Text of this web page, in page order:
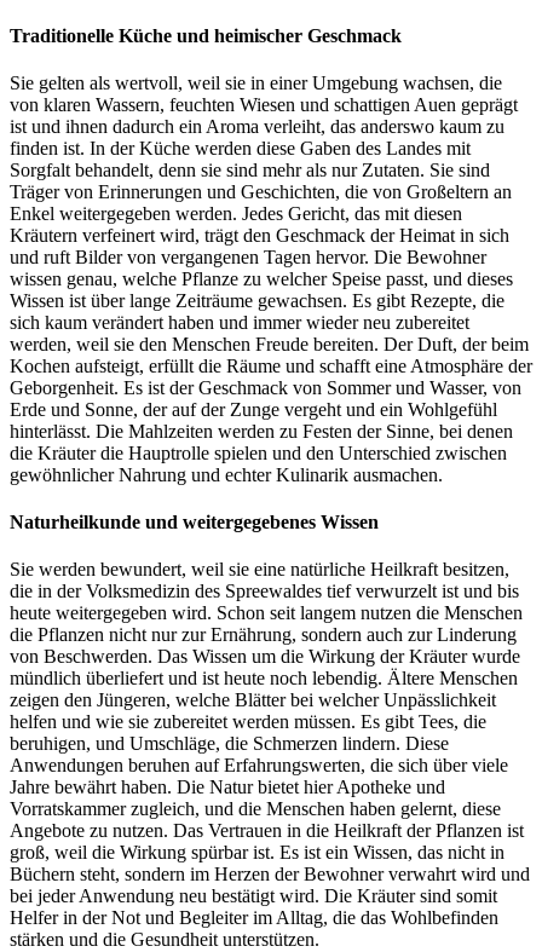
Traditionelle Küche und heimischer Geschmack
Sie gelten als wertvoll, weil sie in einer Umgebung wachsen, die
von klaren Wassern, feuchten Wiesen und schattigen Auen geprägt
ist und ihnen dadurch ein Aroma verleiht, das anderswo kaum zu
finden ist. In der Küche werden diese Gaben des Landes mit
Sorgfalt behandelt, denn sie sind mehr als nur Zutaten. Sie sind
Träger von Erinnerungen und Geschichten, die von Großeltern an
Enkel weitergegeben werden. Jedes Gericht, das mit diesen
Kräutern verfeinert wird, trägt den Geschmack der Heimat in sich
und ruft Bilder von vergangenen Tagen hervor. Die Bewohner
wissen genau, welche Pflanze zu welcher Speise passt, und dieses
Wissen ist über lange Zeiträume gewachsen. Es gibt Rezepte, die
sich kaum verändert haben und immer wieder neu zubereitet
werden, weil sie den Menschen Freude bereiten. Der Duft, der beim
Kochen aufsteigt, erfüllt die Räume und schafft eine Atmosphäre der
Geborgenheit. Es ist der Geschmack von Sommer und Wasser, von
Erde und Sonne, der auf der Zunge vergeht und ein Wohlgefühl
hinterlässt. Die Mahlzeiten werden zu Festen der Sinne, bei denen
die Kräuter die Hauptrolle spielen und den Unterschied zwischen
gewöhnlicher Nahrung und echter Kulinarik ausmachen.
Naturheilkunde und weitergegebenes Wissen
Sie werden bewundert, weil sie eine natürliche Heilkraft besitzen,
die in der Volksmedizin des Spreewaldes tief verwurzelt ist und bis
heute weitergegeben wird. Schon seit langem nutzen die Menschen
die Pflanzen nicht nur zur Ernährung, sondern auch zur Linderung
von Beschwerden. Das Wissen um die Wirkung der Kräuter wurde
mündlich überliefert und ist heute noch lebendig. Ältere Menschen
zeigen den Jüngeren, welche Blätter bei welcher Unpässlichkeit
helfen und wie sie zubereitet werden müssen. Es gibt Tees, die
beruhigen, und Umschläge, die Schmerzen lindern. Diese
Anwendungen beruhen auf Erfahrungswerten, die sich über viele
Jahre bewährt haben. Die Natur bietet hier Apotheke und
Vorratskammer zugleich, und die Menschen haben gelernt, diese
Angebote zu nutzen. Das Vertrauen in die Heilkraft der Pflanzen ist
groß, weil die Wirkung spürbar ist. Es ist ein Wissen, das nicht in
Büchern steht, sondern im Herzen der Bewohner verwahrt wird und
bei jeder Anwendung neu bestätigt wird. Die Kräuter sind somit
Helfer in der Not und Begleiter im Alltag, die das Wohlbefinden
stärken und die Gesundheit unterstützen.